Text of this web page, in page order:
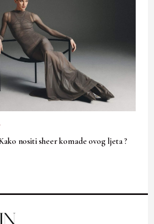
nositi sheer komade ovog ljeta ?